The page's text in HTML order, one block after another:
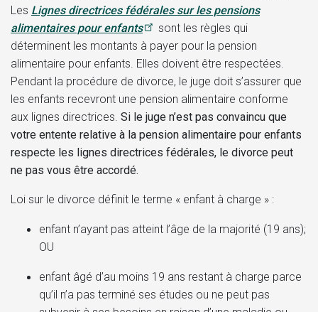
Les Lignes directrices fédérales sur les pensions
alimentaires pour enfants
sont les règles qui
déterminent les montants à payer pour la pension
alimentaire pour enfants. Elles doivent être respectées.
Pendant la procédure de divorce, le juge doit s’assurer que
les enfants recevront une pension alimentaire conforme
aux lignes directrices. Si le juge n’est pas convaincu que
votre entente relative à la pension alimentaire pour enfants
respecte les lignes directrices fédérales, le divorce peut
ne pas vous être accordé.
Loi sur le divorce définit le terme « enfant à charge » :
enfant n’ayant pas atteint l’âge de la majorité (19 ans);
OU
enfant âgé d’au moins 19 ans restant à charge parce
qu’il n’a pas terminé ses études ou ne peut pas